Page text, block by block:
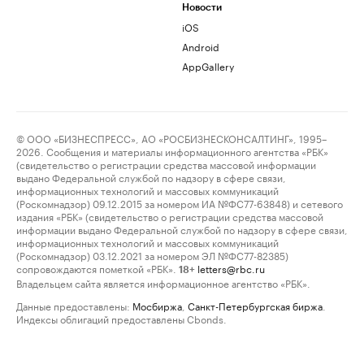
Новости
iOS
Android
AppGallery
© ООО «БИЗНЕСПРЕСС», АО «РОСБИЗНЕСКОНСАЛТИНГ», 1995–
2026. Сообщения и материалы информационного агентства «РБК»
(свидетельство о регистрации средства массовой информации
выдано Федеральной службой по надзору в сфере связи,
информационных технологий и массовых коммуникаций
(Роскомнадзор) 09.12.2015 за номером ИА №ФС77-63848) и сетевого
издания «РБК» (свидетельство о регистрации средства массовой
информации выдано Федеральной службой по надзору в сфере связи,
информационных технологий и массовых коммуникаций
(Роскомнадзор) 03.12.2021 за номером ЭЛ №ФС77-82385)
сопровождаются пометкой «РБК».
18+ letters@rbc.ru
Владельцем сайта является информационное агентство «РБК».
Данные предоставлены: Мосбиржа Санкт-Петербургская биржа
Индексы облигаций предоставлены Cbonds.